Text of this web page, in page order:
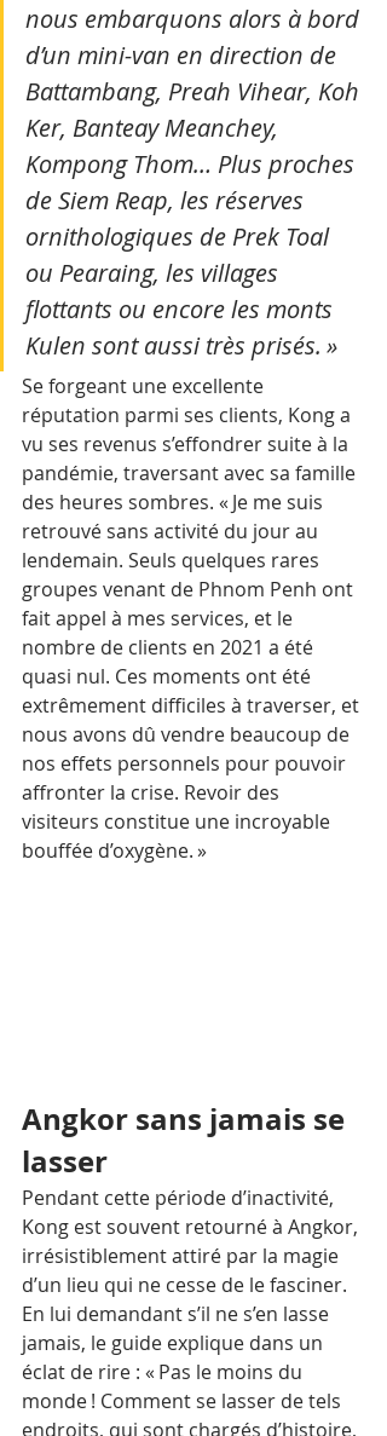
nous embarquons alors à bord
d’un mini-van en direction de
Battambang, Preah Vihear, Koh
Ker, Banteay Meanchey,
Kompong Thom… Plus proches
de Siem Reap, les réserves
ornithologiques de Prek Toal
ou Pearaing, les villages
flottants ou encore les monts
Kulen sont aussi très prisés. »
Se forgeant une excellente
réputation parmi ses clients, Kong a
vu ses revenus s’effondrer suite à la
pandémie, traversant avec sa famille
des heures sombres. « Je me suis
retrouvé sans activité du jour au
lendemain. Seuls quelques rares
groupes venant de Phnom Penh ont
fait appel à mes services, et le
nombre de clients en 2021 a été
quasi nul. Ces moments ont été
extrêmement difficiles à traverser, et
nous avons dû vendre beaucoup de
nos effets personnels pour pouvoir
affronter la crise. Revoir des
visiteurs constitue une incroyable
bouffée d’oxygène. »
Angkor sans jamais se
lasser
Pendant cette période d’inactivité,
Kong est souvent retourné à Angkor,
irrésistiblement attiré par la magie
d’un lieu qui ne cesse de le fasciner.
En lui demandant s’il ne s’en lasse
jamais, le guide explique dans un
éclat de rire : « Pas le moins du
monde ! Comment se lasser de tels
endroits, qui sont chargés d’histoire,